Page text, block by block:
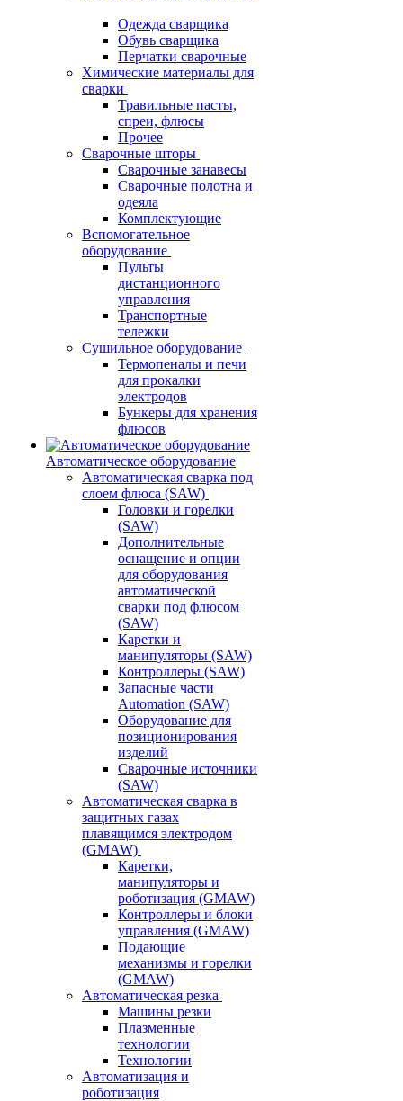
Одежда сварщика
Обувь сварщика
Перчатки сварочные
Химические материалы для
сварки
Травильные пасты,
спреи, флюсы
Прочее
Сварочные шторы
Сварочные занавесы
Сварочные полотна и
одеяла
Комплектующие
Вспомогательное
оборудование
Пульты
дистанционного
управления
Транспортные
тележки
Сушильное оборудование
Термопеналы и печи
для прокалки
электродов
Бункеры для хранения
флюсов
Автоматическое оборудование
Автоматическая сварка под
слоем флюса (SAW)
Головки и горелки
(SAW)
Дополнительные
оснащение и опции
для оборудования
автоматической
сварки под флюсом
(SAW)
Каретки и
манипуляторы (SAW)
Контроллеры (SAW)
Запасные части
Automation (SAW)
Оборудование для
позиционирования
изделий
Сварочные источники
(SAW)
Автоматическая сварка в
защитных газах
плавящимся электродом
(GMAW)
Каретки,
манипуляторы и
роботизация (GMAW)
Контроллеры и блоки
управления (GMAW)
Подающие
механизмы и горелки
(GMAW)
Автоматическая резка
Машины резки
Плазменные
технологии
Технологии
Автоматизация и
роботизация